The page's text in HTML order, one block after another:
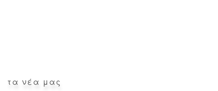
τα νέα μας